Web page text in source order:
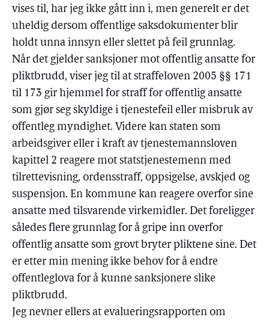
vises til, har jeg ikke gått inn i, men generelt er det
uheldig dersom offentlige saksdokumenter blir
holdt unna innsyn eller slettet på feil grunnlag.
Når det gjelder sanksjoner mot offentlig ansatte for
pliktbrudd, viser jeg til at straffeloven 2005 §§ 171
til 173 gir hjemmel for straff for offentlig ansatte
som gjør seg skyldige i tjenestefeil eller misbruk av
offentleg myndighet. Videre kan staten som
arbeidsgiver eller i kraft av tjenestemannsloven
kapittel 2 reagere mot statstjenestemenn med
tilrettevisning, ordensstraff, oppsigelse, avskjed og
suspensjon. En kommune kan reagere overfor sine
ansatte med tilsvarende virkemidler. Det foreligger
således flere grunnlag for å gripe inn overfor
offentlig ansatte som grovt bryter pliktene sine. Det
er etter min mening ikke behov for å endre
offentleglova for å kunne sanksjonere slike
pliktbrudd.
Jeg nevner ellers at evalueringsrapporten om